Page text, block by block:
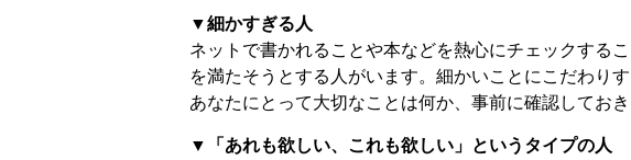
▼細かすぎる人
ネットで書かれることや本などを熱心にチェックする
を満たそうとする人がいます。細かいことにこだわり
あなたにとって大切なことは何か、事前に確認しておき
▼「あれも欲しい、これも欲しい」というタイプの人